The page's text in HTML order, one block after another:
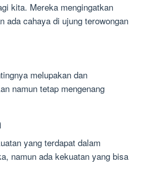
kita. Mereka mengingatkan
ada cahaya di ujung terowongan
melupakan dan
namun tetap mengenang
yang terdapat dalam
namun ada kekuatan yang bisa